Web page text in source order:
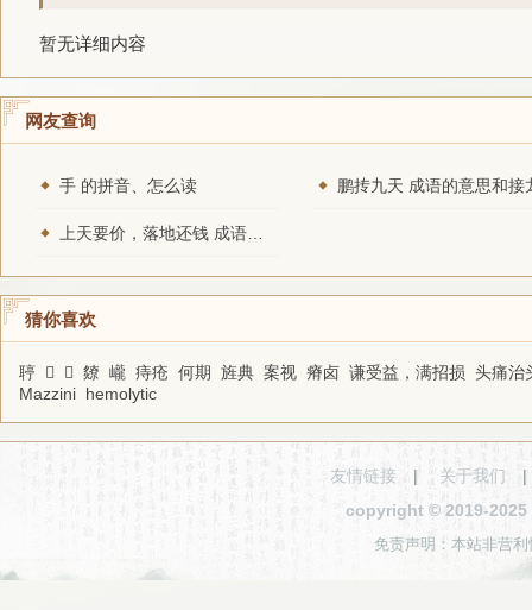
暂无详细内容
网友查询
手 的拼音、怎么读 鹏抟九天 成语的意思和接
猜你喜欢
聤 𢓝 𩮲 爒 巄 痔疮 何期 旌典 案视 瘠卤 谦受益，满招损 头痛治
Mazzini hemolytic
友情链接 | 关于我们
copyright © 2019-2025
免责声明：本站非营